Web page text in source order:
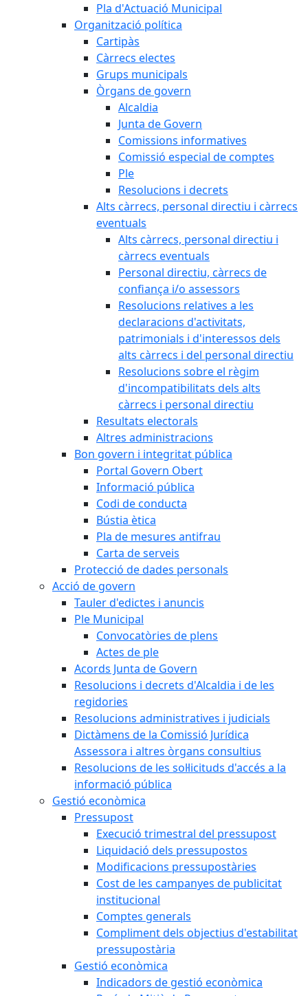
Pla d'Actuació Municipal
Organització política
Cartipàs
Càrrecs electes
Grups municipals
Òrgans de govern
Alcaldia
Junta de Govern
Comissions informatives
Comissió especial de comptes
Ple
Resolucions i decrets
Alts càrrecs, personal directiu i càrrecs
eventuals
Alts càrrecs, personal directiu i
càrrecs eventuals
Personal directiu, càrrecs de
confiança i/o assessors
Resolucions relatives a les
declaracions d'activitats,
patrimonials i d'interessos dels
alts càrrecs i del personal directiu
Resolucions sobre el règim
d'incompatibilitats dels alts
càrrecs i personal directiu
Resultats electorals
Altres administracions
Bon govern i integritat pública
Portal Govern Obert
Informació pública
Codi de conducta
Bústia ètica
Pla de mesures antifrau
Carta de serveis
Protecció de dades personals
Acció de govern
Tauler d'edictes i anuncis
Ple Municipal
Convocatòries de plens
Actes de ple
Acords Junta de Govern
Resolucions i decrets d'Alcaldia i de les
regidories
Resolucions administratives i judicials
Dictàmens de la Comissió Jurídica
Assessora i altres òrgans consultius
Resolucions de les sol·licituds d'accés a la
informació pública
Gestió econòmica
Pressupost
Execució trimestral del pressupost
Liquidació dels pressupostos
Modificacions pressupostàries
Cost de les campanyes de publicitat
institucional
Comptes generals
Compliment dels objectius d'estabilitat
pressupostària
Gestió econòmica
Indicadors de gestió econòmica